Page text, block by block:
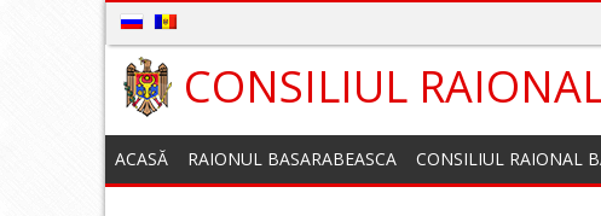
CONSILIUL
ACASĂ RAIONUL BASARABEASCA CONSILIUL RAIONAL